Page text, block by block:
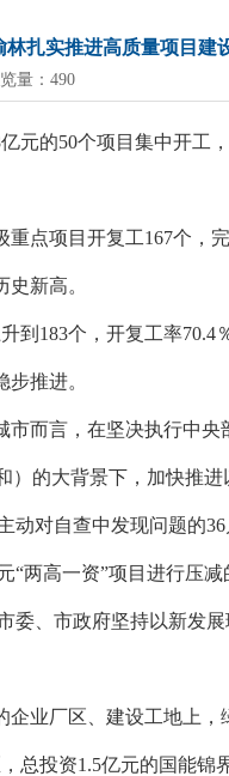
林扎实推进高质量项目建
量：490
元的50个项目集中开工
重点项目开复工167个，
新高。
到183个，开复工率70.4
推进。
市而言，在坚决执行中央
）的大背景下，加快推
动对自查中发现问题的
“两高一资”项目进行压
委、市政府坚持以新发
企业厂区、建设工地上
总投资1.5亿元的国能锦